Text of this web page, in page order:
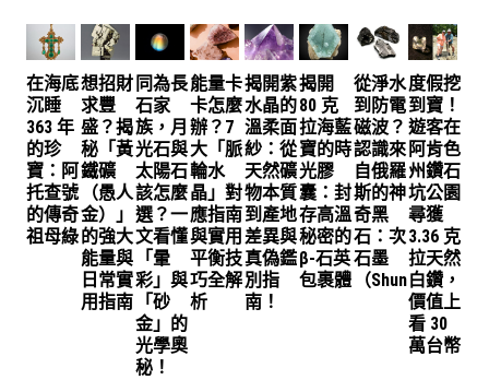
在海底
沉睡
363 年
的珍
寶：阿
托查號
的傳奇
祖母綠
想招財
求豐
盛？揭
秘「黃
鐵礦
（愚人
金）」
的強大
能量與
日常實
用指南
同為長
石家
族，月
光石與
太陽石
該怎麼
選？一
文看懂
「暈
彩」與
「砂
金」的
光學奧
秘！
能量卡
卡怎麼
辦？7
大「脈
輪水
晶」對
應指南
與實用
平衡技
巧全解
析
揭開紫
水晶的
溫柔面
紗：從
天然礦
物本質
到產地
差異與
真偽鑑
別指
南！
揭開
80 克
拉海藍
寶的時
光膠
囊：封
存高溫
秘密的
β-石英
包裹體
從淨水
到防電
磁波？
認識來
自俄羅
斯的神
奇黑
石：次
石墨
（Shungite）
度假挖
到寶！
遊客在
阿肯色
州鑽石
坑公園
尋獲
3.36 克
拉天然
白鑽，
價值上
看 30
萬台幣